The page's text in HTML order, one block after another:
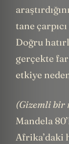
tane
Doğru
gerçekte
etkiye
(Gizemli bir
Mandela
Afrika’daki